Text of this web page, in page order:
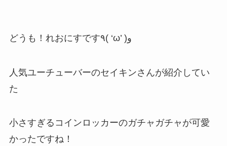
どうも！れおにすです٩( ‘ω’ )و
人気ユーチューバーのセイキンさんが紹介してい
た
小さすぎるコインロッカーのガチャガチャが可愛
かったですね！